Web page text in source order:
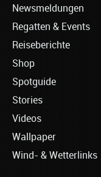
Newsmeldungen
Regatten & Events
Reiseberichte
Shop
Spotguide
Stories
Videos
Wallpaper
Wind- & Wetterlinks